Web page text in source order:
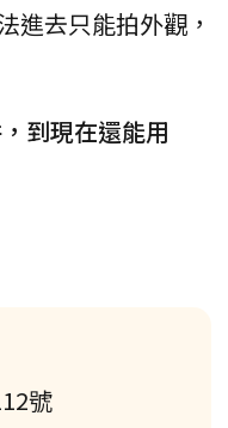
進去只能拍外觀，
到現在還能用
號